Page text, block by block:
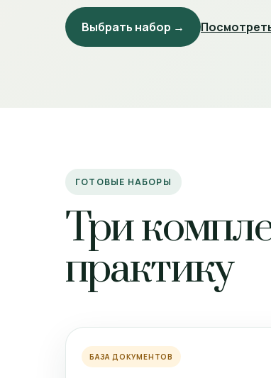
Выбрать набор →
ГОТОВЫЕ НАБОРЫ
Три
практику
БАЗА ДОКУМЕНТОВ